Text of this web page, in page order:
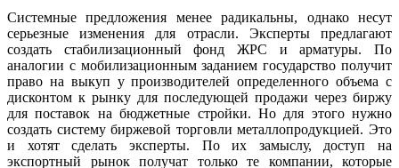
Системные предложения менее радикальны, однако несут
серьезные изменения для отрасли. Эксперты предлагают
создать стабилизационный фонд ЖРС и арматуры. По
аналогии с мобилизационным заданием государство получит
право на выкуп у производителей определенного объема с
дисконтом к рынку для последующей продажи через биржу
для поставок на бюджетные стройки. Но для этого нужно
создать систему биржевой торговли металлопродукцией. Это
и хотят сделать эксперты. По их замыслу, доступ на
экспортный рынок получат только те компании, которые